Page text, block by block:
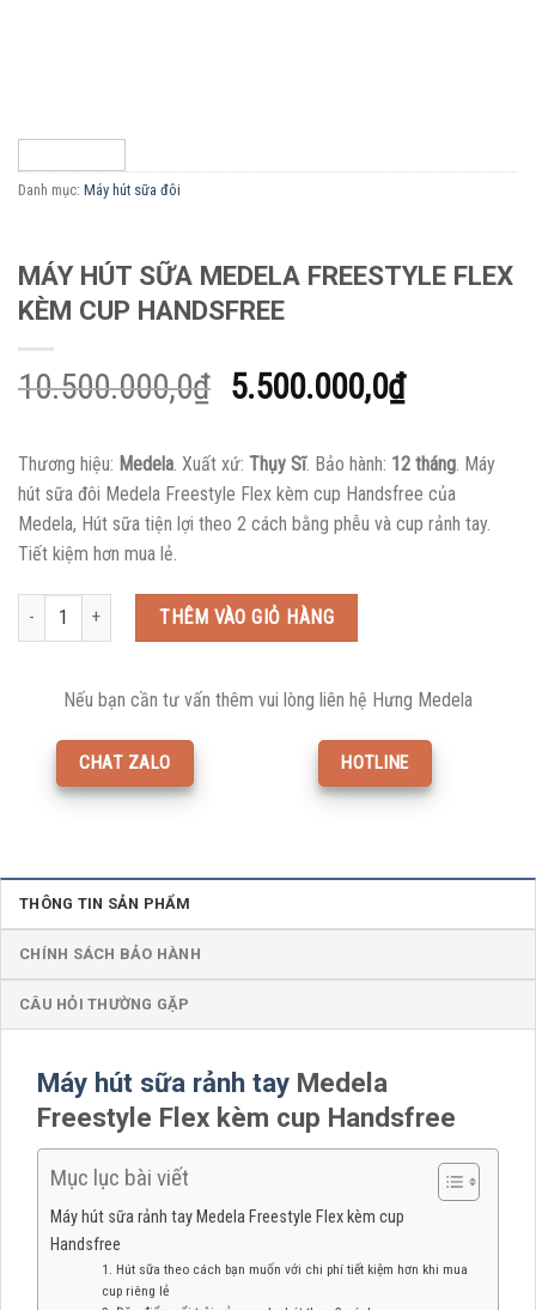
Danh mục: Máy hút sữa đôi
MÁY HÚT SỮA MEDELA FREESTYLE FLEX
KÈM CUP HANDSFREE
10.500.000,0₫ Giá
là:
10.500.000,0₫.
5.500.000,0₫Giá
tại
là:
Thương hiệu: Medela. Xuất xứ: Thụy Sĩ. Bảo hành: 12 tháng. Máy
hút sữa đôi Medela Freestyle Flex kèm cup Handsfree của
Medela, Hút sữa tiện lợi theo 2 cách bằng phễu và cup rảnh tay.
Tiết kiệm hơn mua lẻ.
Máy hút sữa Medela Freestyle Flex kèm cup Handsfree số lượng
THÊM VÀO GIỎ HÀNG
Nếu bạn cần tư vấn thêm vui lòng liên hệ Hưng Medela
CHAT ZALO HOTLINE
THÔNG TIN SẢN PHẨM
CHÍNH SÁCH BẢO HÀNH
CÂU HỎI THƯỜNG GẶP
Máy hút sữa rảnh tay Medela
Freestyle Flex kèm cup Handsfree
Mục lục bài viết
Máy hút sữa rảnh tay Medela Freestyle Flex kèm cup
Handsfree
1. Hút sữa theo cách bạn muốn với chi phí tiết kiệm hơn khi mua
cup riêng lẻ